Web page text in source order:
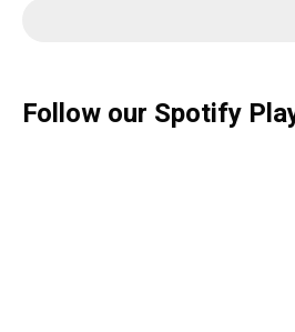
Follow our Spotify